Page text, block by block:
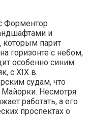
Форментор
и
парит
горизонте с небом,
особенно синим.
с XIX в.
судам, что
Несмотря
работать, а его
проспектах о